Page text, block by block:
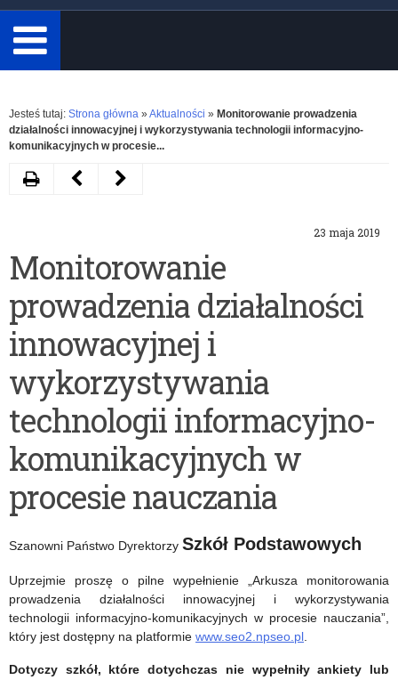
minimum
3
znaki.
Rozwiń
Jesteś tutaj: Strona główna » Aktualności » Monitorowanie prowadzenia
działalności innowacyjnej i wykorzystywania technologii informacyjno-
komunikacyjnych w procesie...
23 maja 2019
Monitorowanie
prowadzenia działalności
innowacyjnej i
wykorzystywania
technologii informacyjno-
komunikacyjnych w
procesie nauczania
Szanowni Państwo Dyrektorzy Szkół Podstawowych
Uprzejmie proszę o pilne wypełnienie „Arkusza monitorowania
prowadzenia działalności innowacyjnej i wykorzystywania
technologii informacyjno-komunikacyjnych w procesie nauczania”,
który jest dostępny na platformie www.seo2.npseo.pl.
Dotyczy szkół, które dotychczas nie wypełniły ankiety lub
DrukujNastępny
Warmińsko-
Mazurska
Konferencja
Rad
Rodziców
Poprzedni
realizacji
podstawy
programowej
w
roku
szkolnym
2018/2019